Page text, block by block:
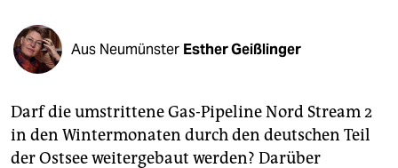
fragen & hilfe
abo
genossenschaft
Aus Neumünster Esther Geißlinger
Darf die umstrittene Gas-Pipeline Nord Stream 2
in den Wintermonaten durch den deutschen Teil
der Ostsee weitergebaut werden? Darüber